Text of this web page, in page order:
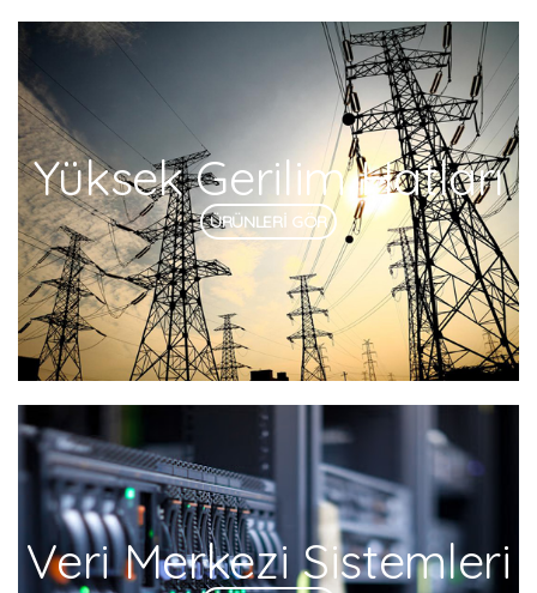
Yüksek Gerilim Hatları
ÜRÜNLERİ GÖR
Veri Merkezi Sistemleri